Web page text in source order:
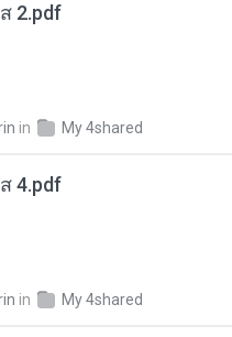
2.pdf
in My 4shared
4.pdf
in My 4shared